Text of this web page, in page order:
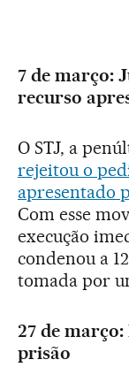
7 de março:
recurso
O STJ, a
rejeitou o
apresentado
Com esse
execução
condenou a
tomada por
27 de
prisão